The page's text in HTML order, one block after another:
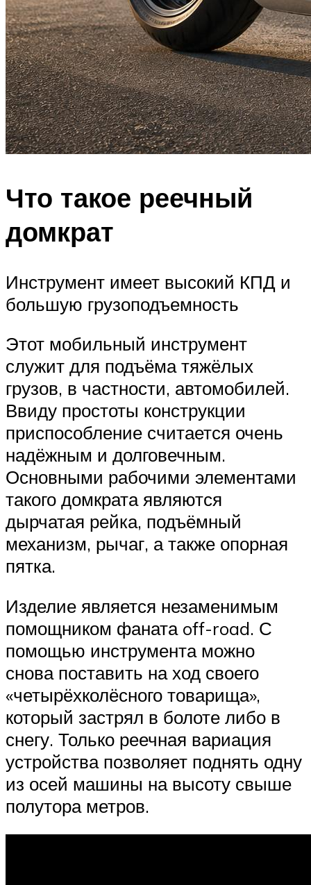
Что такое реечный
домкрат
Инструмент имеет высокий КПД и
большую грузоподъемность
Этот мобильный инструмент
служит для подъёма тяжёлых
грузов, в частности, автомобилей.
Ввиду простоты конструкции
приспособление считается очень
надёжным и долговечным.
Основными рабочими элементами
такого домкрата являются
дырчатая рейка, подъёмный
механизм, рычаг, а также опорная
пятка.
Изделие является незаменимым
помощником фаната off-road. С
помощью инструмента можно
снова поставить на ход своего
«четырёхколёсного товарища»,
который застрял в болоте либо в
снегу. Только реечная вариация
устройства позволяет поднять одну
из осей машины на высоту свыше
полутора метров.